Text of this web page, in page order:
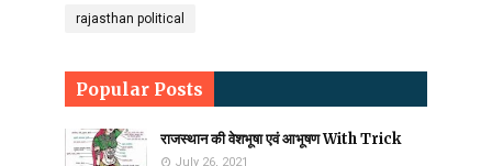
rajasthan political
Popular Posts
राजस्थान की वेशभूषा एवं आभूषण With Trick
July 26, 2021